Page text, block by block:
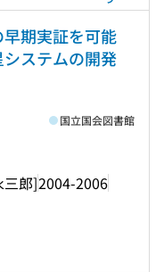
期実証を可能
ステムの開発
三郎]2004-2006
国立国会図書館